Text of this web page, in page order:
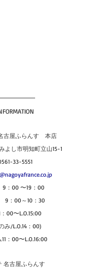
古屋ふらんす　本店
よし市明知町立山15-1
33-5551
9：00 〜19：00
9：00～10：30
00〜L.O.15:00
み/L.O.14：00)
：00〜L.O.16:00
名古屋ふらんす